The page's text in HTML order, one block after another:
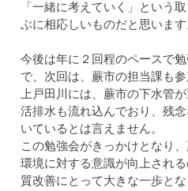
「一緒に考えていく」という
ぶに相応しいものだと思います
今後は年に２回程のペースで
で、次回は、蕨市の担当課も
上戸田川には、蕨市の下水管
活排水も流れ込んでおり、残
いているとは言えません。
この勉強会がきっかけとなり
環境に対する意識が向上され
質改善にとって大きな一歩とな